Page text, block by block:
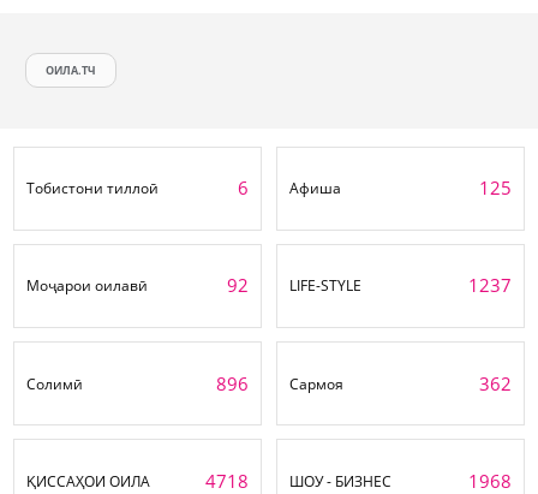
ОИЛА.ТЧ
Тобистони тиллоӣ 6 Афиша 125
Моҷарои оилавӣ 92 LIFE-STYLE 1237
Солимӣ 896 Сармоя 362
ҚИССАҲОИ ОИЛА 4718 ШОУ - БИЗНЕС 1968